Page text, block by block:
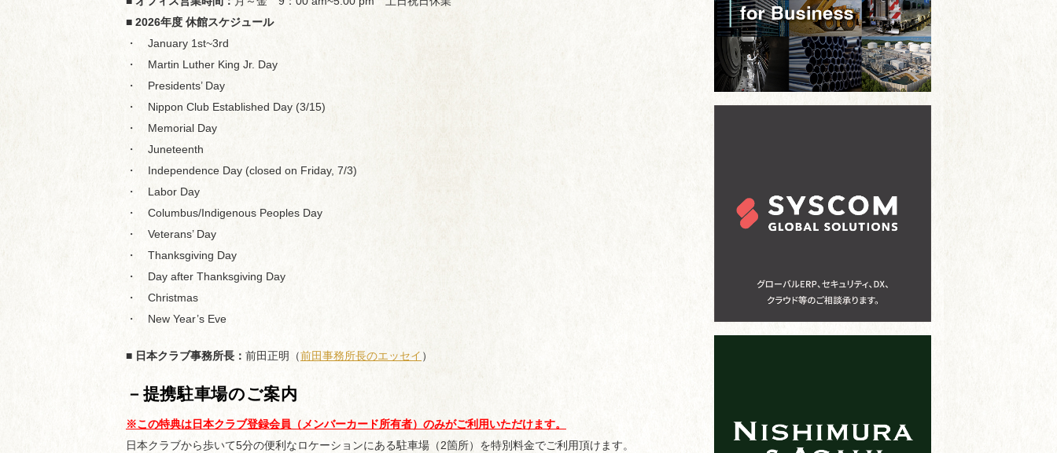
■ 2026年度 休館スケジュール
・ January 1st~3rd
・ Martin Luther King Jr. Day
・ Presidents’ Day
・ Nippon Club Established Day (3/15)
・ Memorial Day
・ Juneteenth
・ Independence Day (closed on Friday, 7/3)
・ Labor Day
・ Columbus/Indigenous Peoples Day
・ Veterans’ Day
・ Thanksgiving Day
・ Day after Thanksgiving Day
・ Christmas
・ New Year’s Eve
■ 日本クラブ事務所長： 前田正明（前田事務所長のエッセイ ）
－提携駐車場のご案内
※この特典は日本クラブ登録会員（メンバーカード所有者）のみがご利用いただけます。
日本クラブから歩いて5分の便利なロケーションにある駐車場（2箇所）を特別料金でご利用頂けます。